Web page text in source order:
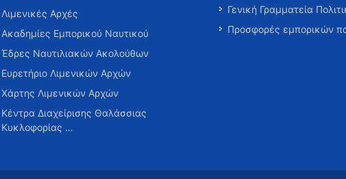
Λιμενικές Αρχές
Ακαδημίες Εμπορικού Ναυτικού
Έδρες Ναυτιλιακών Ακολούθων
Ευρετήριο Λιμενικών Αρχών
Χάρτης Λιμενικών Αρχών
Κέντρα Διαχείρισης Θαλάσσιας
Κυκλοφορίας …
Γενική Γραμματεία
Προσφορές εμπορικών